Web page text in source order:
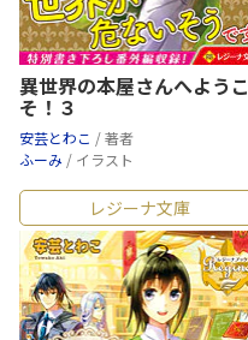
異世界の本屋さんへようこ
そ！３
安芸とわこ / 著者
ふーみ / イラスト
レジーナ文庫